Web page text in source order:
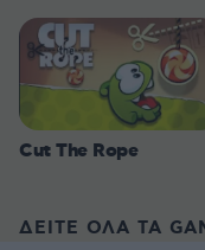
Cut The Rope
ΔΕΙΤΕ ΟΛΑ ΤΑ